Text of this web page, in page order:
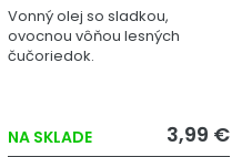
Vonný olej so sladkou,
ovocnou vôňou lesných
čučoriedok.
NA SKLADE 3,99 €